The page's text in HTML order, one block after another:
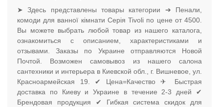
➤ Здесь представлены товары категории ➔ Пенали,
комоди для ванної кімнати Серія Tivoli по цене от 4500.
Вы можете выбрать любой товар из нашего каталога,
ознакомиться с описанием, характеристиками и
отзывами. Заказы по Украине отправляются Новой
Почтой. Возможен самовывоз из нашего салона
сантехники и интерьера в Киевской обл., г. Вишневое, ул.
Красноармейская 19. ✔ Цена=Качество ✈ Быстрая
доставка по Киеву и Украине в течение 2-3 дней ✔
Брендовая продукция ✔ Гибкая система скидок для